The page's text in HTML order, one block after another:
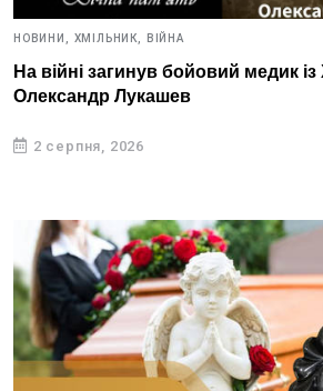
НОВИНИ, ХМІЛЬНИК, ВІЙНА
На війні загинув бойовий медик
Олександр Лукашев
2 серпня, 2026